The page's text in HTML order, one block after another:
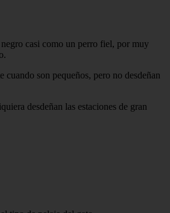
negro casi como un perro fiel, por muy
cuando son pequeños, pero no desdeñan
desdeñan las estaciones de gran